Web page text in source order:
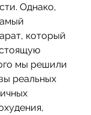
Однако,
который
мы решили
реальных